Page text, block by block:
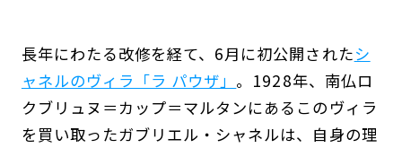
長年にわたる改修を経て、6月に初公開されたシ
ャネルのヴィラ「ラ パウザ」 。1928年、南仏ロ
クブリュヌ＝カップ＝マルタンにあるこのヴィラ
を買い取ったガブリエル・シャネルは、自身の理